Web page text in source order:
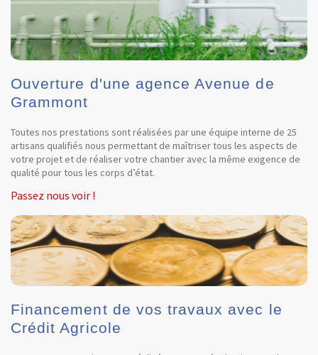
Ouverture d'une agence Avenue de
Grammont
Toutes nos prestations sont réalisées par une équipe interne de 25
artisans qualifiés nous permettant de maîtriser tous les aspects de
votre projet et de réaliser votre chantier avec la même exigence de
qualité pour tous les corps d’état.
Passez nous voir !
Financement de vos travaux avec le
Crédit Agricole